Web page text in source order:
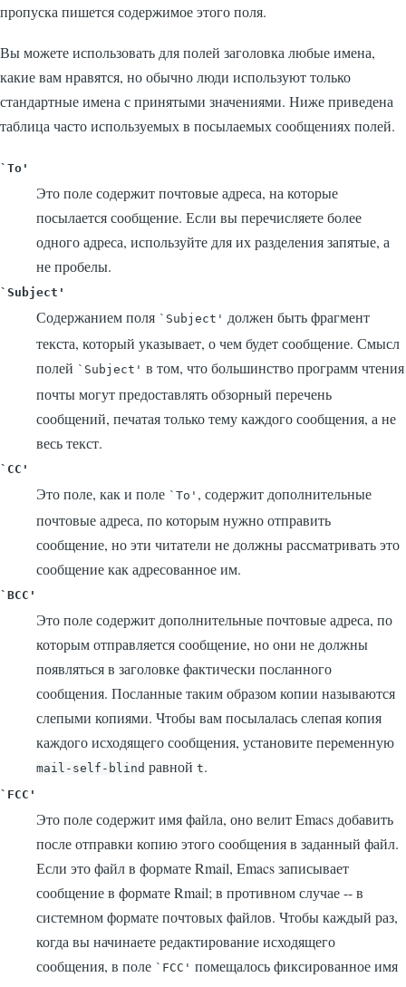
пропуска пишется содержимое этого поля.
Вы можете использовать для полей заголовка любые имена,
какие вам нравятся, но обычно люди используют только
стандартные имена с принятыми значениями. Ниже приведена
таблица часто используемых в посылаемых сообщениях полей.
`To'
Это поле содержит почтовые адреса, на которые
посылается сообщение. Если вы перечисляете более
одного адреса, используйте для их разделения запятые, а
не пробелы.
`Subject'
Содержанием поля `Subject' должен быть фрагмент
текста, который указывает, о чем будет сообщение. Смысл
полей `Subject' в том, что большинство программ чтения
почты могут предоставлять обзорный перечень
сообщений, печатая только тему каждого сообщения, а не
весь текст.
`CC'
Это поле, как и поле `To' , содержит дополнительные
почтовые адреса, по которым нужно отправить
сообщение, но эти читатели не должны рассматривать это
сообщение как адресованное им.
`BCC'
Это поле содержит дополнительные почтовые адреса, по
которым отправляется сообщение, но они не должны
появляться в заголовке фактически посланного
сообщения. Посланные таким образом копии называются
слепыми копиями. Чтобы вам посылалась слепая копия
каждого исходящего сообщения, установите переменную
mail-self-blind равной t.
`FCC'
Это поле содержит имя файла, оно велит Emacs добавить
после отправки копию этого сообщения в заданный файл.
Если это файл в формате Rmail, Emacs записывает
сообщение в формате Rmail; в противном случае -- в
системном формате почтовых файлов. Чтобы каждый раз,
когда вы начинаете редактирование исходящего
сообщения, в поле `FCC' помещалось фиксированное имя